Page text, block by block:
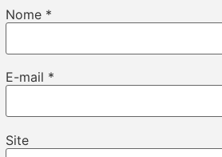
Nome *
E-mail *
Site